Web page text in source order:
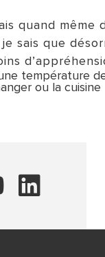
quand
sais que
température
ou la cuisine